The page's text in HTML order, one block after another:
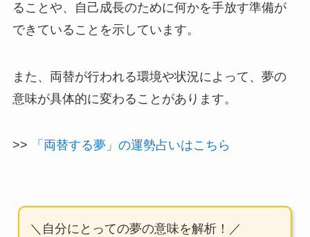
ることや、自己成長のために何かを手放す準備が
できていることを示しています。
また、両替が行われる環境や状況によって、夢の
意味が具体的に変わることがあります。
>> 「両替する夢」の運勢占いはこちら
＼自分にとっての夢の意味を解析！／